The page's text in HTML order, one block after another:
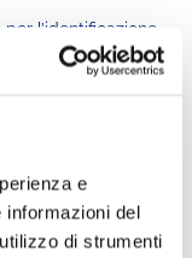
e
informazioni del
di strumenti
l’identificazione
di legge
certificato medico
e la
2 giorni